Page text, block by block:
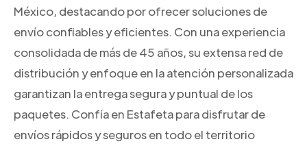
México, destacando por ofrecer soluciones de
envío confiables y eficientes. Con una experiencia
consolidada de más de 45 años, su extensa red de
distribución y enfoque en la atención personalizada
garantizan la entrega segura y puntual de los
paquetes. Confía en Estafeta para disfrutar de
envíos rápidos y seguros en todo el territorio